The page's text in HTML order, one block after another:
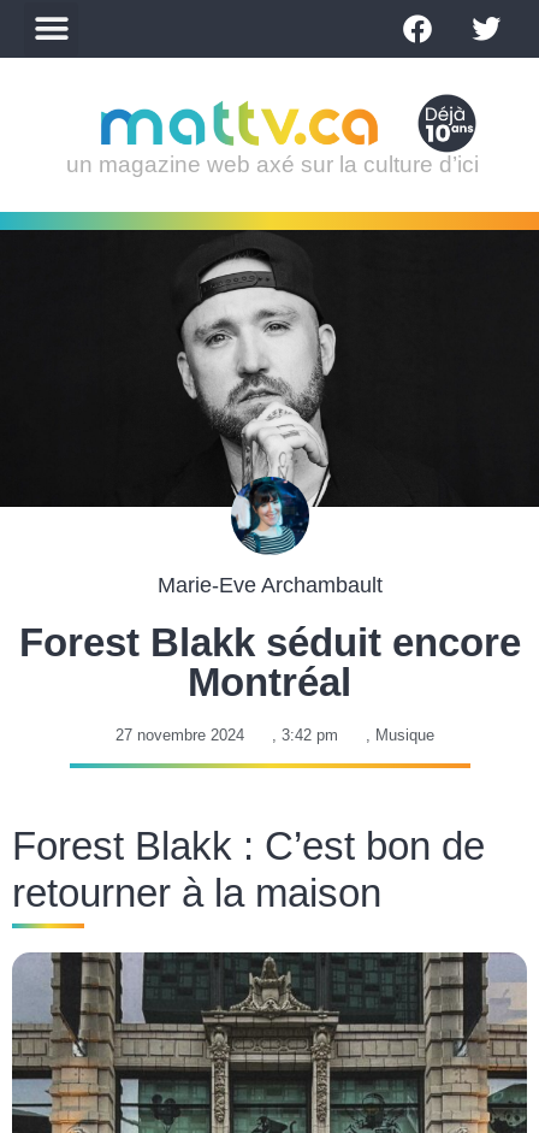
un magazine web axé sur la culture d’ici
Marie-Eve Archambault
Forest Blakk séduit encore
Montréal
27 novembre 2024 , 3:42 pm , Musique
Forest Blakk : C’est bon de
retourner à la maison